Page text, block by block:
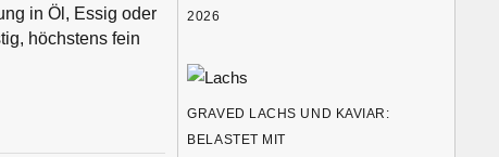
in Öl, Essig oder
höchstens fein
2026
GRAVED LACHS UND KAVIAR:
BELASTET MIT